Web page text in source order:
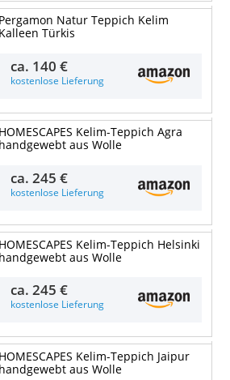
Pergamon Natur Teppich Kelim
Kalleen Türkis
ca. 140 €
kostenlose Lieferung
HOMESCAPES Kelim-Teppich Agra
handgewebt aus Wolle
ca.245 €
kostenlose Lieferung
HOMESCAPES Kelim-Teppich Helsinki
handgewebt aus Wolle
ca.245 €
kostenlose Lieferung
HOMESCAPES Kelim-Teppich Jaipur
handgewebt aus Wolle